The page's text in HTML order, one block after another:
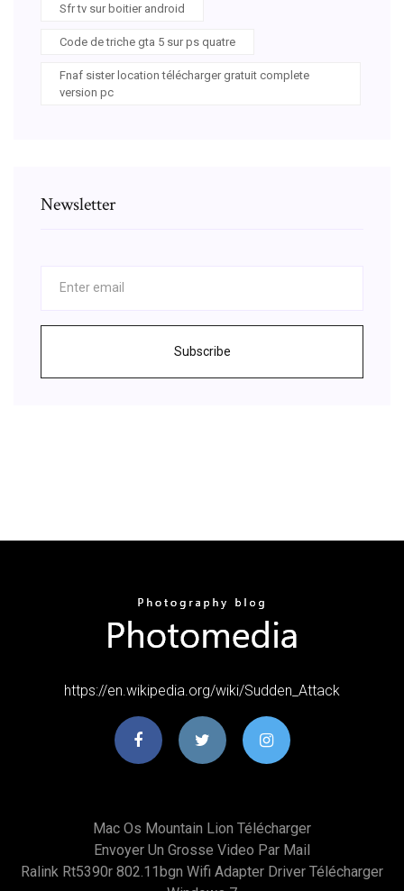
Sfr tv sur boitier android
Code de triche gta 5 sur ps quatre
Fnaf sister location télécharger gratuit complete
version pc
Newsletter
Subscribe
https://en.wikipedia.org/wiki/Sudden_Attack
Mac Os Mountain Lion Télécharger
Envoyer Un Grosse Video Par Mail
Ralink Rt5390r 802.11bgn Wifi Adapter Driver Télécharger